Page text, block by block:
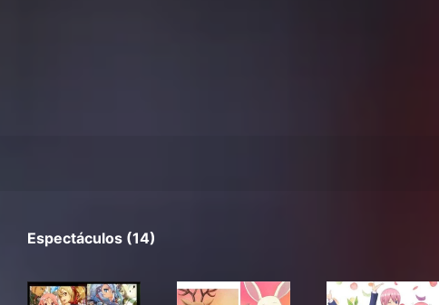
Espectáculos (14)